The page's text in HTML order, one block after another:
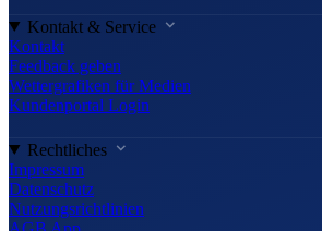
Kontakt & Service
Kontakt
Feedback geben
Wettergrafiken für Medien
Kundenportal Login
Rechtliches
Impressum
Datenschutz
Nutzungsrichtlinien